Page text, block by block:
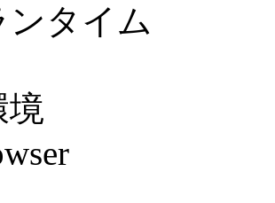
ンタイム
境